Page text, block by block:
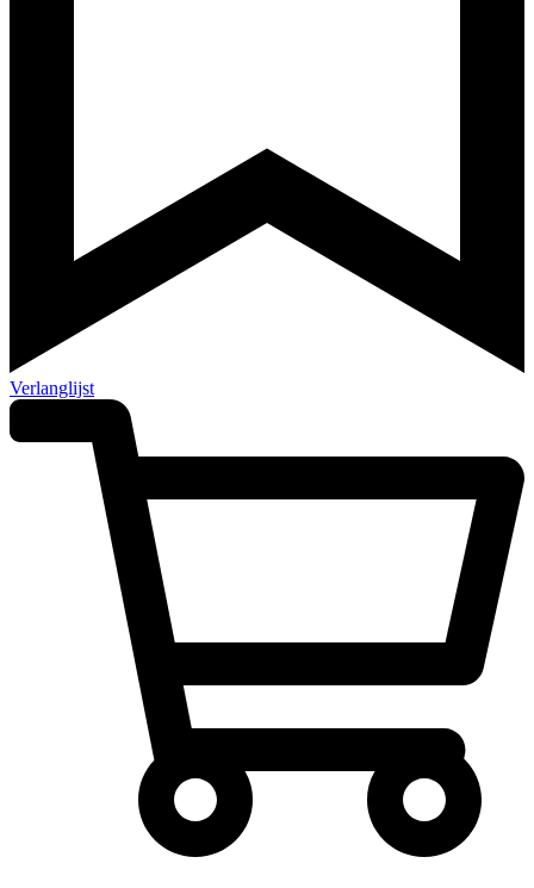
Verlanglijst